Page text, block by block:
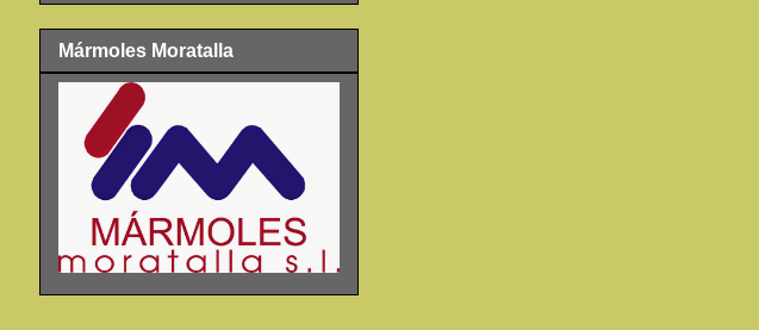
Mármoles Moratalla